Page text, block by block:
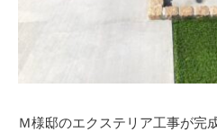
Ｍ様邸のエクステリア工事が完